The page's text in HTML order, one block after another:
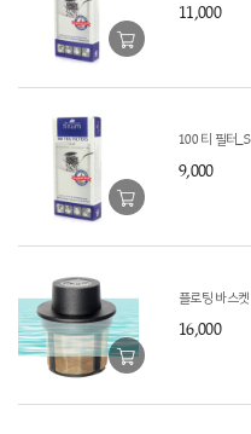
11,000
100 티 필터_S
9,000
플로팅 바스켓
16,000